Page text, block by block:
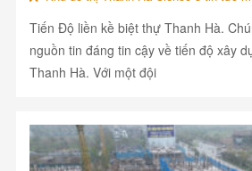
Tiến Độ liền kề biệt thự Thanh Hà.
nguồn tin đáng tin cậy về tiến độ xây
Thanh Hà. Với một đội